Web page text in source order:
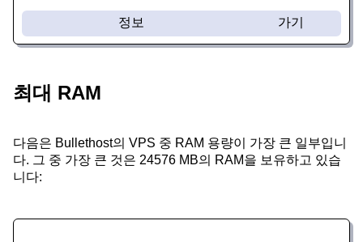
정보 가기
최대 RAM
다음은 Bullethost의 VPS 중 RAM 용량이 가장 큰 일부입니
다. 그 중 가장 큰 것은 24576 MB의 RAM을 보유하고 있습
니다: